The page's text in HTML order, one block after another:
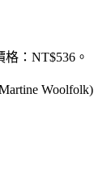
格：NT$536。
Woolfolk)